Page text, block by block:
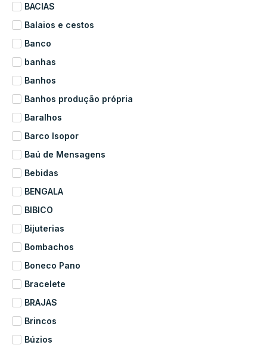
BACIAS
Balaios e cestos
Banco
banhas
Banhos
Banhos produção própria
Baralhos
Barco Isopor
Baú de Mensagens
Bebidas
BENGALA
BIBICO
Bijuterias
Bombachos
Boneco Pano
Bracelete
BRAJAS
Brincos
Búzios